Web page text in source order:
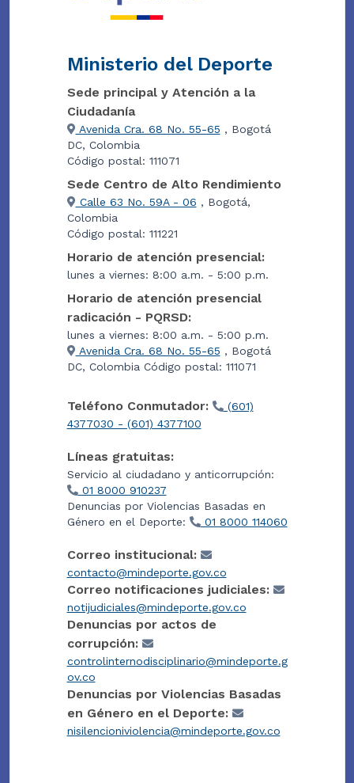
Ministerio del Deporte
Sede principal y Atención a la
Ciudadanía
Avenida Cra. 68 No. 55-65 , Bogotá
DC, Colombia
Código postal: 111071
Sede Centro de Alto Rendimiento
Calle 63 No. 59A - 06 , Bogotá,
Colombia
Código postal: 111221
Horario de atención presencial:
lunes a viernes: 8:00 a.m. - 5:00 p.m.
Horario de atención presencial
radicación - PQRSD:
lunes a viernes: 8:00 a.m. - 5:00 p.m.
Avenida Cra. 68 No. 55-65 , Bogotá
DC, Colombia Código postal: 111071
Teléfono Conmutador:
(601)
4377030 - (601) 4377100
Líneas gratuitas:
Servicio al ciudadano y anticorrupción:
01 8000 910237
Denuncias por Violencias Basadas en
Género en el Deporte:
01 8000 114060
Correo institucional:
contacto@mindeporte.gov.co
Correo notificaciones judiciales:
notijudiciales@mindeporte.gov.co
Denuncias por actos de
corrupción:
controlinternodisciplinario@mindeporte.g
ov.co
Denuncias por Violencias Basadas
en Género en el Deporte:
nisilencioniviolencia@mindeporte.gov.co